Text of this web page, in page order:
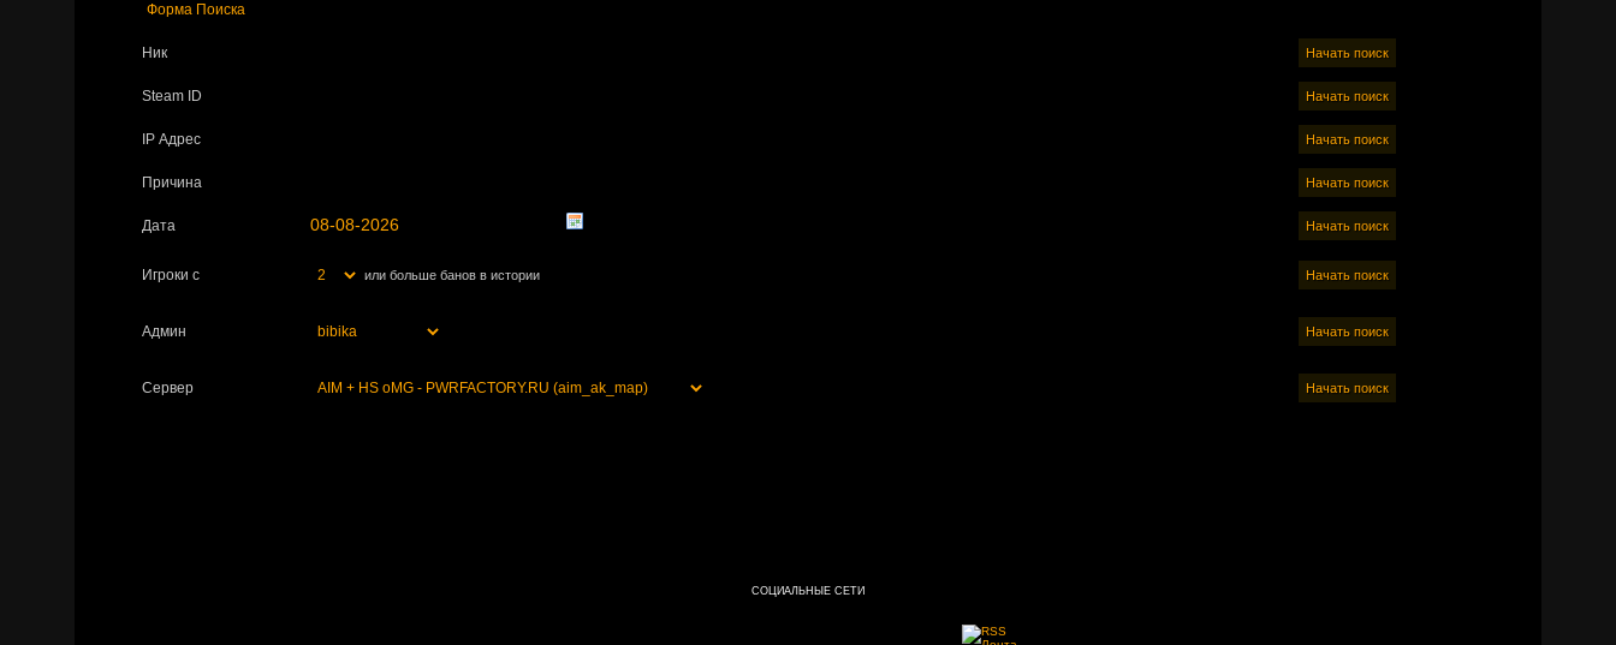
Форма Поиска
Ник
Steam ID
IP Адрес
Причина
Дата
Игроки с или больше банов в истории
Админ
Сервер
СОЦИАЛЬНЫЕ СЕТИ